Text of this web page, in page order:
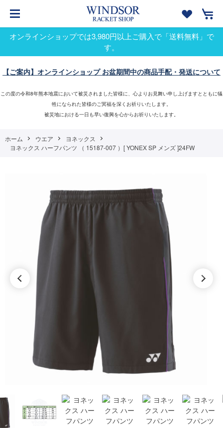
オンラインショップでは3,980円以上ご購入で「送料無料」で
す。
【ご案内】オンラインショップ お盆期間中の商品手配・発送について
この度の令和8年熊本地震において被災されました皆様に、心よりお見舞い申し上げますとともに犠
牲になられた皆様のご冥福を深くお祈りいたします。
被災地における一日も早い復興を心からお祈りいたします。
ホーム ウエア
ヨネックス
ヨネックス ハーフパンツ （ 15187-007 ）[ YONEX SP メンズ ]24FW